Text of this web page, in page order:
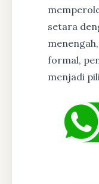
setara
formal,
menjadi